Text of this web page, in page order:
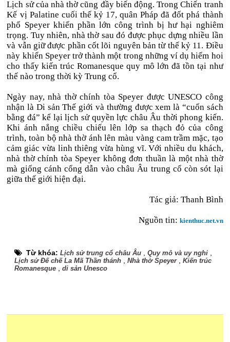
Lịch sử của nhà thờ cũng đầy biến động. Trong Chiến tranh
Kế vị Palatine cuối thế kỷ 17, quân Pháp đã đốt phá thành
phố Speyer khiến phần lớn công trình bị hư hại nghiêm
trọng. Tuy nhiên, nhà thờ sau đó được phục dựng nhiều lần
và vẫn giữ được phần cốt lõi nguyên bản từ thế kỷ 11. Điều
này khiến Speyer trở thành một trong những ví dụ hiếm hoi
cho thấy kiến trúc Romanesque quy mô lớn đã tồn tại như
thế nào trong thời kỳ Trung cổ.
Ngày nay, nhà thờ chính tòa Speyer được UNESCO công
nhận là Di sản Thế giới và thường được xem là “cuốn sách
bằng đá” kể lại lịch sử quyền lực châu Âu thời phong kiến.
Khi ánh nắng chiều chiếu lên lớp sa thạch đỏ của công
trình, toàn bộ nhà thờ ánh lên màu vàng cam trầm mặc, tạo
cảm giác vừa linh thiêng vừa hùng vĩ. Với nhiều du khách,
nhà thờ chính tòa Speyer không đơn thuần là một nhà thờ
mà giống cánh cổng dẫn vào châu Âu trung cổ còn sót lại
giữa thế giới hiện đại.
Tác giả: Thanh Bình
Nguồn tin: kienthuc.net.vn
Từ khóa:Lịch sử trung cổ châu Âu ,Quy mô và uy nghi
Lịch sử Đế chế La Mã Thần thánh ,Nhà thờ Speyer,Kiến trúc
Romanesque ,di sản Unesco